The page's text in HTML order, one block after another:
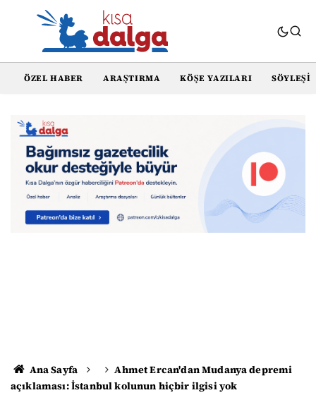
ÖZEL HABER ARAŞTIRMA KÖŞE YAZILARI SÖYLEŞI
Ana Sayfa
Ahmet Ercan'dan Mudanya depremi
açıklaması: İstanbul kolunun hiçbir ilgisi yok